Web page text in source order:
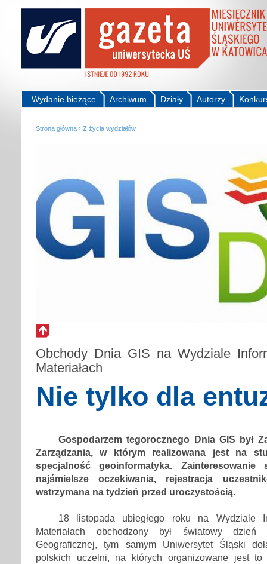
Autorzy
Działy
Archiwum
Wydanie bieżące
Strona główna › Z życia wydziałów
Obchody Dnia GIS na Wydziale
Materiałach
Nie tylko dla
Gospodarzem tegorocznego Dnia GIS był
Zarządzania, w którym realizowana jest na
specjalność geoinformatyka. Zainteresowanie
najśmielsze oczekiwania, rejestracja
wstrzymana na tydzień przed uroczystością.
18 listopada ubiegłego roku na Wydziale
Materiałach obchodzony był światowy dzień
Geograficznej, tym samym Uniwersytet Śląski
polskich uczelni, na których organizowane jest